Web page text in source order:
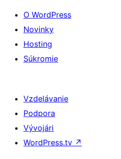
O WordPress
Novinky
Hosting
Súkromie
Vzdelávanie
Podpora
Vývojári
WordPress.tv ↗